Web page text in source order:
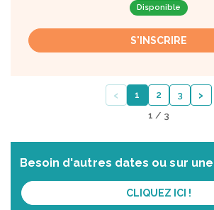
Disponible
S'INSCRIRE
‹ 1 2 3 ›
1 / 3
Besoin d'autres dates ou sur
CLIQUEZ ICI !